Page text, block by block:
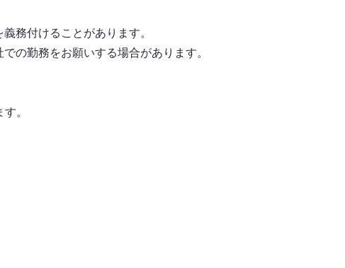
務付けることがあります。
の勤務をお願いする場合があります。
。